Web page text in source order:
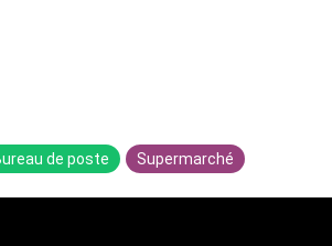
de poste Supermarché